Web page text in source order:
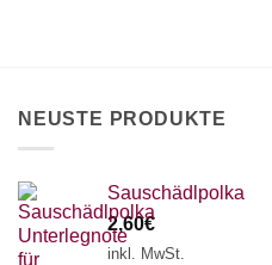
NEUSTE PRODUKTE
Sauschädlpolka
2,60€
inkl. MwSt.